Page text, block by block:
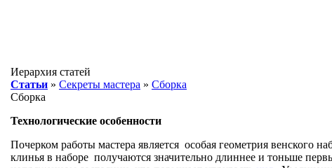
Иерархия статей
Статьи » Секреты мастера » Сборка
Сборка
Технологические особенности
Почерком работы мастера является особая геометрия
клинья в наборе получаются значительно длиннее и тоньше